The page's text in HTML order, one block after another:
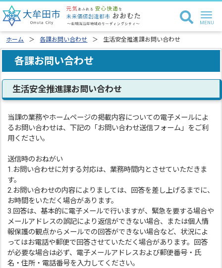
ホーム 各課お問い合わせ 生活安全推進課お問い合わせ
各課お問い合わせ
生活安全推進課お問い合わせ
当課の業務やホームページの掲載内容についての電子メールによ
るお問い合わせは、下記の「お問い合わせ送信フォーム」をご利
用ください。
送信時のおねがい
1.お問い合わせに対する対応は、業務時間内とさせていただきま
す。
2.お問い合わせの内容によりましては、回答を差し上げるまでに、
お時間をいただく場合があります。
3.回答は、基本的に電子メールで行いますが、緊急を要する場合や
メールアドレスの誤記により返信ができない場合、または個人情
報保護の観点からメールでの回答ができない場合など、状況によ
ってはお電話や郵便で回答させていただく場合があります。回答
が必要な場合は必ず、電子メールアドレスおよび郵便番号・氏
名・住所・電話番号を入力してください。